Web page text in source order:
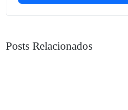
Posts Relacionados